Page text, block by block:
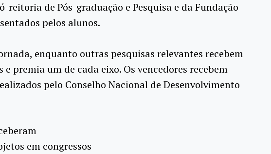
de Pós-graduação e Pesquisa e da Fundação
pelos alunos.
enquanto outras pesquisas relevantes recebem
premia um de cada eixo. Os vencedores recebem
pelo Conselho Nacional de Desenvolvimento
em congressos